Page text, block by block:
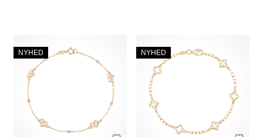
NYHED NYHED